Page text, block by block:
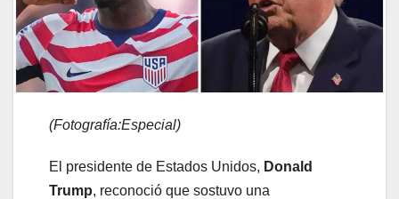
(Fotografía:Especial)
El presidente de Estados Unidos, Donald
Trump, reconoció que sostuvo una